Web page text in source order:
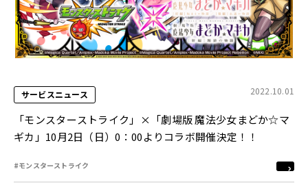
サービスニュース 2022.10.01
「モンスターストライク」×「劇場版 魔法少女まどか☆マ
ギカ」10月2日（日）0：00よりコラボ開催決定！！
#モンスターストライク